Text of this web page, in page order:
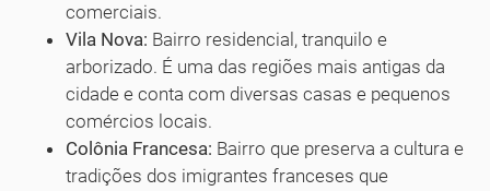
comerciais.
Vila Nova: Bairro residencial, tranquilo e
arborizado. É uma das regiões mais antigas da
cidade e conta com diversas casas e pequenos
comércios locais.
Colônia Francesa: Bairro que preserva a cultura e
tradições dos imigrantes franceses que